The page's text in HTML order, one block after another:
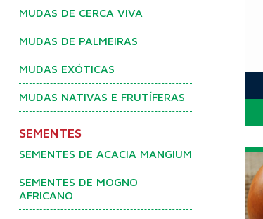
MUDAS DE CERCA VIVA
MUDAS DE PALMEIRAS
MUDAS EXÓTICAS
MUDAS NATIVAS E FRUTÍFERAS
SEMENTES
SEMENTES DE ACACIA MANGIUM
SEMENTES DE MOGNO
AFRICANO